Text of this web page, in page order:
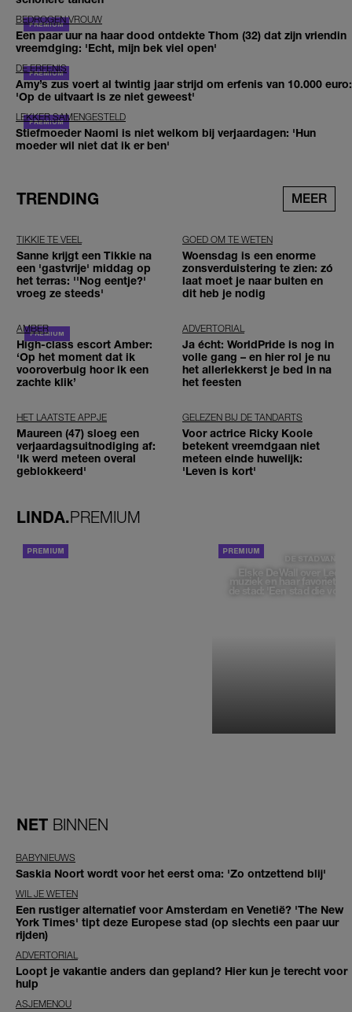
BEDROGEN VROUW
Een paar uur na haar dood ontdekte Thom (32) dat zijn vriendin
vreemdging: 'Echt, mijn bek viel open'
DE ERFENIS
Amy’s zus voert al twintig jaar strijd om erfenis van 10.000 euro:
'Op de uitvaart is ze niet geweest'
LEKKER SAMENGESTELD
Stiefmoeder Naomi is niet welkom bij verjaardagen: 'Hun
moeder wil niet dat ik er ben'
TRENDING MEER
TIKKIE TE VEEL
Sanne krijgt een Tikkie na
een 'gastvrije' middag op
het terras: ''Nog eentje?'
vroeg ze steeds'
GOED OM TE WETEN
Woensdag is een enorme
zonsverduistering te zien: zó
laat moet je naar buiten en
dit heb je nodig
AMBER
High-class escort Amber:
‘Op het moment dat ik
vooroverbuig hoor ik een
zachte klik’
ADVERTORIAL
Ja écht: WorldPride is nog in
volle gang – en hier rol je nu
het allerlekkerst je bed in na
het feesten
HET LAATSTE APPJE
Maureen (47) sloeg een
verjaardagsuitnodiging af:
'Ik werd meteen overal
geblokkeerd'
GELEZEN BIJ DE TANDARTS
Voor actrice Ricky Koole
betekent vreemdgaan niet
meteen einde huwelijk:
'Leven is kort'
LINDA.PREMIUM
DE STAD VAN
Elske DeWall over
muziek en haar favoriete
de stad: 'Een stad die
NET BINNEN
BABYNIEUWS
Saskia Noort wordt voor het eerst oma: 'Zo ontzettend blij'
WIL JE WETEN
Een rustiger alternatief voor Amsterdam en Venetië? 'The New
York Times' tipt deze Europese stad (op slechts een paar uur
rijden)
ADVERTORIAL
Loopt je vakantie anders dan gepland? Hier kun je terecht voor
hulp
ASJEMENOU